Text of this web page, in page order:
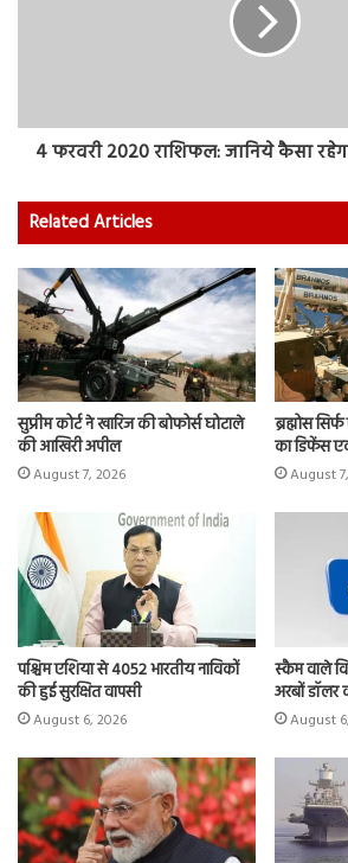
4 फरवरी 2020 राशिफल: जानिये कैसा
Related Articles
सुप्रीम कोर्ट ने खारिज की बोफोर्स घोटाले
की आखिरी अपील
August 7, 2026
ब्रह्मोस
का डिफेंस
August
पश्चिम एशिया से 4052 भारतीय नाविकों
की हुई सुरक्षित वापसी
August 6, 2026
स्कैम वाले
अरबों डॉलर
August